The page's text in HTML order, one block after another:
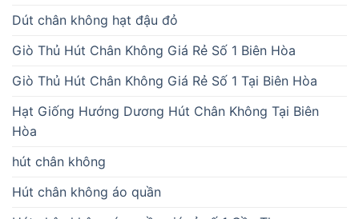
Dút chân không hạt đậu đỏ
Giò Thủ Hút Chân Không Giá Rẻ Số 1 Biên Hòa
Giò Thủ Hút Chân Không Giá Rẻ Số 1 Tại Biên Hòa
Hạt Giống Hướng Dương Hút Chân Không Tại Biên
Hòa
hút chân không
Hút chân không áo quần